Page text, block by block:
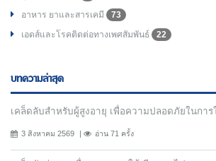
อาหาร ยาและสารเคมี
73
เอดส์และโรคติดต่อทางเพศสัมพันธ์
22
บทความล่าสุด
เคล็ดลับสำหรับผู้สูงอายุ เพื่อความปลอดภัยในการ
3 สิงหาคม 2569 อ่าน 71 ครั้ง